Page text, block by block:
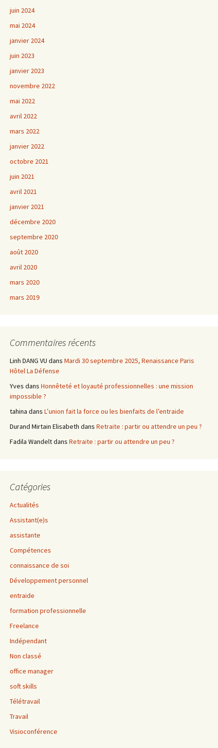
juin 2024
mai 2024
janvier 2024
juin 2023
janvier 2023
novembre 2022
mai 2022
avril 2022
mars 2022
janvier 2022
octobre 2021
juin 2021
avril 2021
janvier 2021
décembre 2020
septembre 2020
août 2020
avril 2020
mars 2020
mars 2019
Commentaires récents
Linh DANG VU dans Mardi 30 septembre 2025, Renaissance Paris
Hôtel La Défense
Yves dans Honnêteté et loyauté professionnelles : une mission
impossible ?
tahina dans L’union fait la force ou les bienfaits de l’entraide
Durand Mirtain Elisabeth dans Retraite : partir ou attendre un peu ?
Fadila Wandeltdans Retraite : partir ou attendre un peu ?
Catégories
Actualités
Assistant(e)s
assistante
Compétences
connaissance de soi
Développement personnel
entraide
formation professionnelle
Freelance
Indépendant
Non classé
office manager
soft skills
Télétravail
Travail
Visioconférence